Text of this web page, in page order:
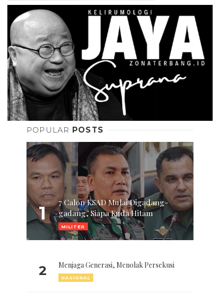
POPULAR POSTS
1
7 Calon KSAD Mulai Digadang-
gadang, Siapa Kuda Hitam
MILITER
2 Menjaga Generasi, Menolak Persekusi
NASIONAL